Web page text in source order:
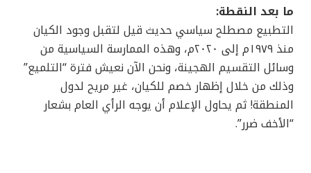
ما بعد النقطة:
التطبيع مصطلح سياسي حديث قيل لتقبل وجود الكيان
منذ ١٩٧٩م إلى ٢٠٢٠م، وهذه الممارسة السياسية من
وسائل التقسيم الهجينة، ونحن الآن نعيش فترة “التلميع”
وذلك من خلال إظهار خصم للكيان، غير مريح لدول
المنطقة! ثم يحاول الإعلام أن يوجه الرأي العام بشعار
“الأخف ضرر”.